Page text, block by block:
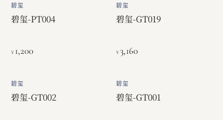
碧玺
碧玺-PT004
¥1,200
碧玺
碧玺-GT019
¥3,160
碧玺
碧玺-GT002
碧玺
碧玺-GT001